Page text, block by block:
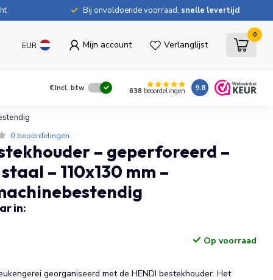
Bij onvoldoende voorraad, snelle levertijd
EUR Mijn account Verlanglijst
0
€Incl. btw 638 beoordelingen 9.8
0 beoordelingen
– geperforeerd –
– 110x130 mm –
in:
Op voorraad
georganiseerd met de HENDI bestekhouder. Het